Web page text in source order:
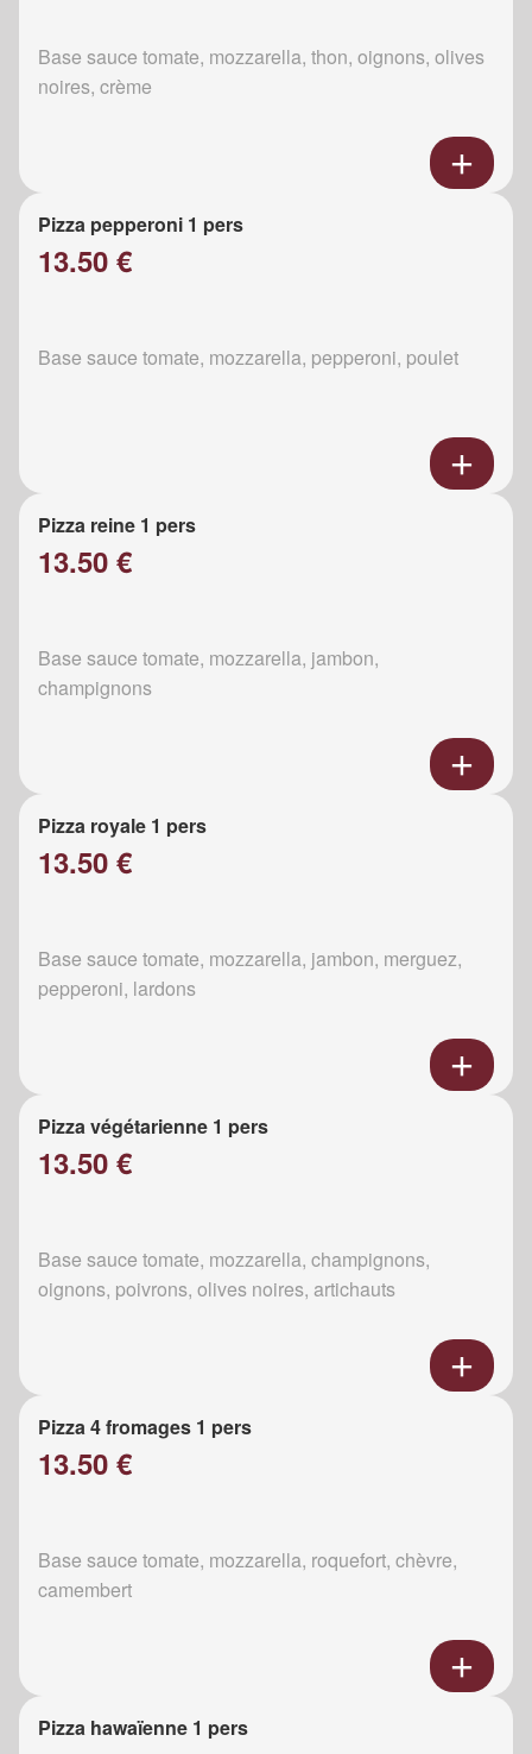
Base sauce tomate, mozzarella, thon, oignons, olives
noires, crème
Pizza pepperoni 1 pers
13.50 €
Base sauce tomate, mozzarella, pepperoni, poulet
Pizza reine 1 pers
13.50 €
Base sauce tomate, mozzarella, jambon,
champignons
Pizza royale 1 pers
13.50 €
Base sauce tomate, mozzarella, jambon, merguez,
pepperoni, lardons
Pizza végétarienne 1 pers
13.50 €
Base sauce tomate, mozzarella, champignons,
oignons, poivrons, olives noires, artichauts
Pizza 4 fromages 1 pers
13.50 €
Base sauce tomate, mozzarella, roquefort, chèvre,
camembert
Pizza hawaïenne 1 pers